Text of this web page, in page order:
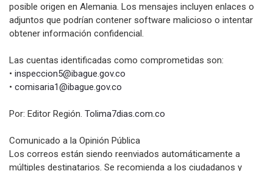
posible origen en Alemania. Los mensajes incluyen enlaces o
adjuntos que podrían contener software malicioso o intentar
obtener información confidencial.
Las cuentas identificadas como comprometidas son:
• inspeccion5@ibague.gov.co
• comisaria1@ibague.gov.co
Por: Editor Región. Tolima7dias.com.co
Comunicado a la Opinión Pública
Los correos están siendo reenviados automáticamente a
múltiples destinatarios. Se recomienda a los ciudadanos y